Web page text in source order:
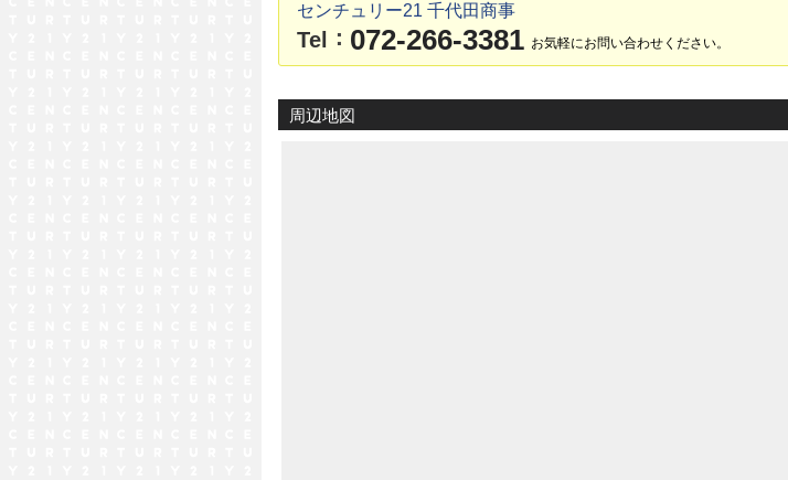
センチュリー21 千代田商事
Tel ： 072-266-3381 お気軽にお問い合わせください。
周辺地図